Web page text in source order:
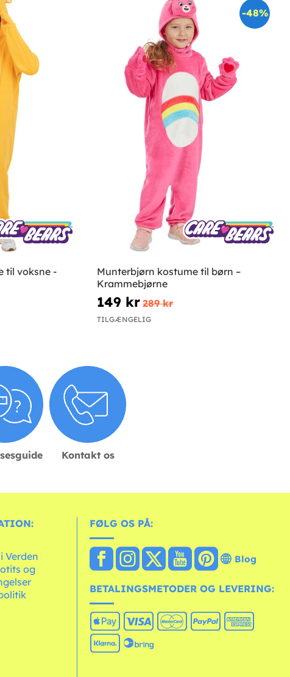
til voksne -
-48%
Munterbjørn kostume til børn –
Krammebjørne
149 kr 289 kr
TILGÆNGELIG
Kontakt os
Verden
og
FØLG OS PÅ:
Blog
BETALINGSMETODER OG LEVERING: